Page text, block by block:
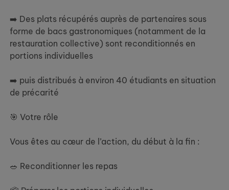
➡️ Des plats récupérés auprès de partenaires sous
forme de bacs gastronomiques (notamment de la
restauration collective) sont reconditionnés en
portions individuelles
➡️ puis distribués à environ 40 étudiants en situation
de précarité
🎯 Votre rôle
Vous êtes au cœur de l’action, du début à la fin :
🥗 Reconditionner les repas